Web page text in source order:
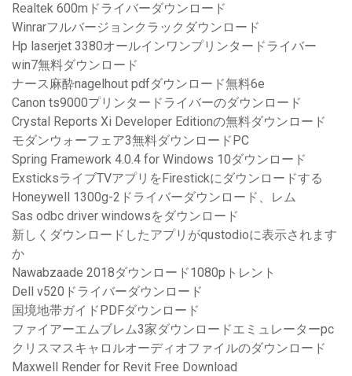
Realtek 600mドライバーダウンロード
Winrarフルバージョンクラックダウンロード
Hp laserjet 3380オールインワンプリンタードライバー
win7無料ダウンロード
ナース麻酔nagelhout pdfダウンロード無料6e
Canon ts9000プリンタードライバーのダウンロード
Crystal Reports Xi Developer Editionの無料ダウンロード
モダンウォーフェア3無料ダウンロードPC
Spring Framework 4.0.4 for Windows 10ダウンロード
ExsticksライブTVアプリをFirestickにダウンロードする
Honeywell 1300g-2ドライバーダウンロード、レム
Sas odbc driver windowsをダウンロード
新しくダウンロードしたアプリがqustodioに表示されます
か
Nawabzaade 2018ダウンロード1080pトレント
Dell v520ドライバーダウンロード
国境地帯ガイドPDFダウンロード
ファイアーエムブレム3家ダウンロードエミュレーターpc
クリスマスキャロルオーディオファイルのダウンロード
Maxwell Render for Revit Free Download